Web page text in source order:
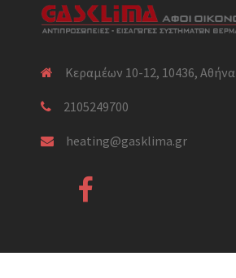
Κεραμέων 10-12, 10436, Αθήνα
2105249700
heating@gasklima.gr
Facebook